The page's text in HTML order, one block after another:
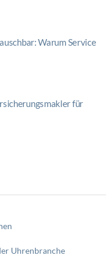
Warum Service
für
Uhrenbranche